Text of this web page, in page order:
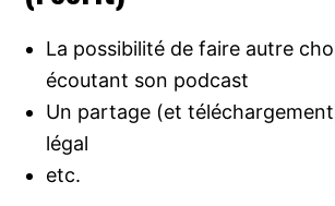
La possibilité de faire autre
écoutant son podcast
Un partage (et
légal
etc.